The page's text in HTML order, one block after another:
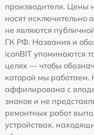
производителя. Цены
носят исключительно
не являются
ГК РФ. Названия и
iconBIT упоминаются
целях — чтобы
которой мы
аффилирована с
знаков и не
ремонтных работ
устройствах,